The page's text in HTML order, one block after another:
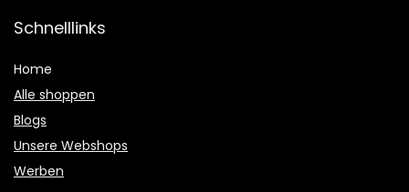
Schnelllinks
Home
Alle shoppen
Blogs
Unsere Webshops
Werben